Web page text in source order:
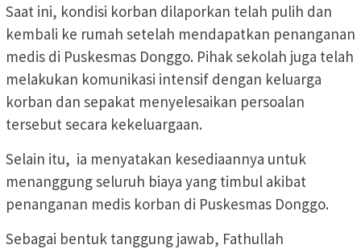
Saat ini, kondisi korban dilaporkan telah pulih dan
kembali ke rumah setelah mendapatkan penanganan
medis di Puskesmas Donggo. Pihak sekolah juga telah
melakukan komunikasi intensif dengan keluarga
korban dan sepakat menyelesaikan persoalan
tersebut secara kekeluargaan.
Selain itu, ia menyatakan kesediaannya untuk
menanggung seluruh biaya yang timbul akibat
penanganan medis korban di Puskesmas Donggo.
Sebagai bentuk tanggung jawab, Fathullah